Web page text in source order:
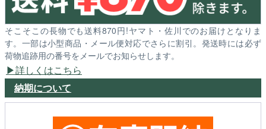
そこそこの長物でも送料870円!ヤマト・佐川でのお届けとなりま
す。一部は小型商品・メール便対応でさらに割引。発送時には必ず
荷物追跡用の番号をメールでお知らせします。
詳しくはこちら
納期について